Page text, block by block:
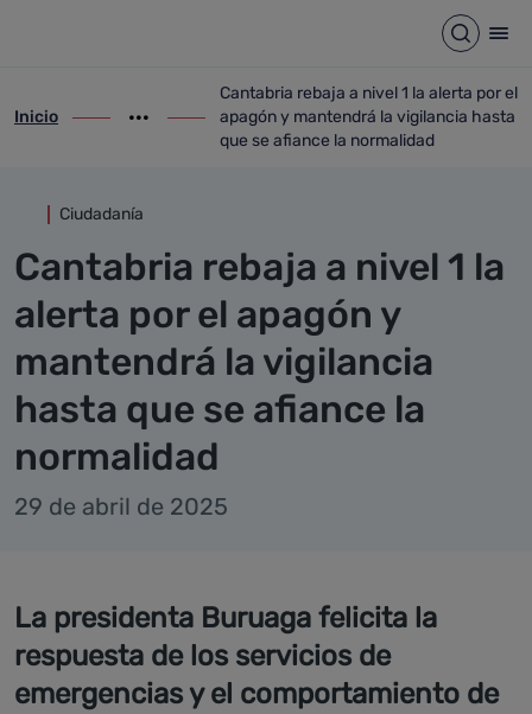
Abrir
ir-a inicio
Inicio
Mostrar opciones del camino de migas
ir-a Cantabria rebaja a nivel 1 la alerta
Cantabria rebaja a nivel 1 la alerta por el
apagón y mantendrá la vigilancia hasta
que se afiance la normalidad
Ciudadanía
Cantabria rebaja a nivel 1 la
alerta por el apagón y
mantendrá la vigilancia
hasta que se afiance la
normalidad
29 de abril de 2025
La presidenta Buruaga felicita la
respuesta de los servicios de
emergencias y el comportamiento de